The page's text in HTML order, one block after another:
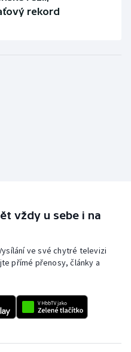
rekord
vždy u sebe i na
ve své chytré televizi
přímé přenosy, články a